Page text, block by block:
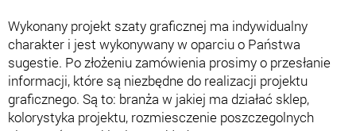
Wykonany projekt szaty graficznej ma indywidualny
charakter i jest wykonywany w oparciu o Państwa
sugestie. Po złożeniu zamówienia prosimy o przesłanie
informacji, które są niezbędne do realizacji projektu
graficznego. Są to: branża w jakiej ma działać sklep,
kolorystyka projektu, rozmiesczenie poszczegolnych